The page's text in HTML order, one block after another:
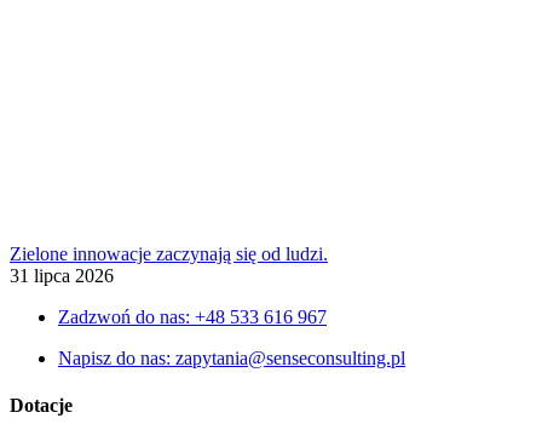
Zielone innowacje zaczynają się od ludzi.
31 lipca 2026
Zadzwoń do nas: +48 533 616 967
Napisz do nas: zapytania@senseconsulting.pl
Dotacje